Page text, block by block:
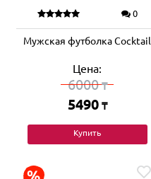
0
Мужская футболка Cocktail
Цена:
6000₸
5490 ₸
Купить